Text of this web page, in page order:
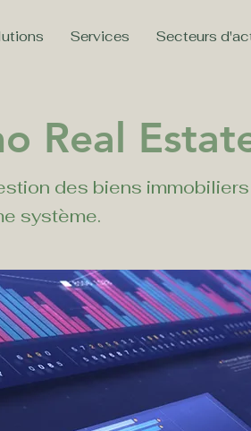
Services Secteurs
Real
des biens
système.